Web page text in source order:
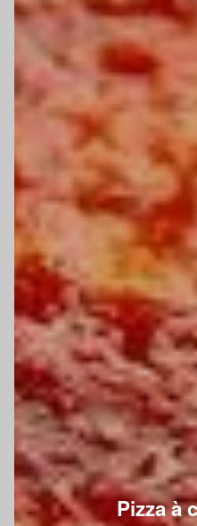
Pizza à